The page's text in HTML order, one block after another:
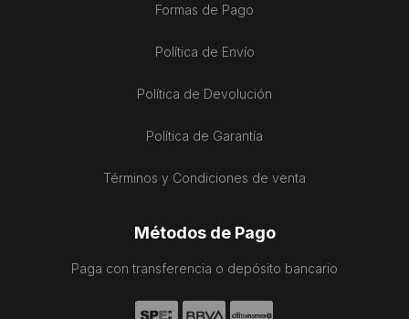
Formas de Pago
Política de Envío
Política de Devolución
Política de Garantía
Términos y Condiciones de venta
Métodos de Pago
Paga con transferencia o depósito bancario